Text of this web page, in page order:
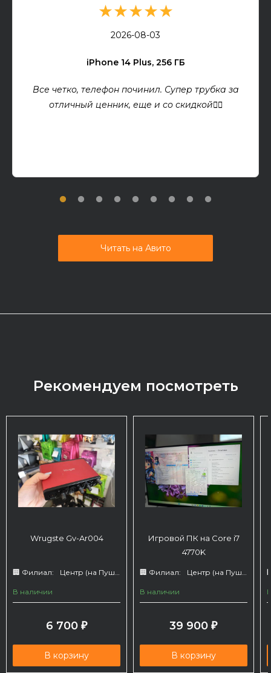
★★★★★
2026-08-03
iPhone 14 Plus, 256 ГБ
Все четко, телефон починил. Супер трубка за
отличный ценник, еще и со скидкой👍🏻
Читать на Авито
Рекомендуем посмотреть
Wrugste Gv-Ar004
🏢 Филиал: Центр (на Пушкина 66)
В наличии
6 700 ₽
В корзину
Игровой ПК на Core i7
4770K
🏢 Филиал: Центр (на Пушкина 66)
В наличии
39 900 ₽
В корзину